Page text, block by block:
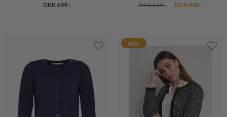
DKK 499,-
DKK 399,20
DKK 499,-
38%